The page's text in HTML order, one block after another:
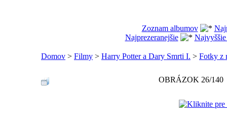
Zoznam albumov
Najprezeranejšie
Domov > Filmy > Harry Potter a Dary Smrti I. > Fotky z
OBRÁZOK 26/140